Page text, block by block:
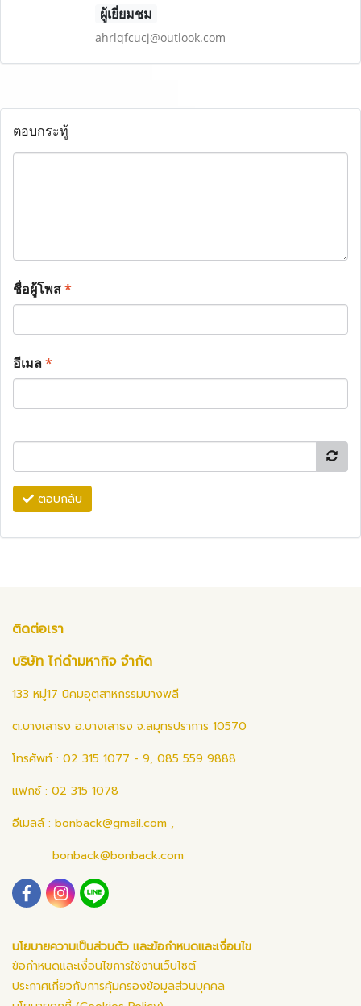
ผู้เยี่ยมชม
ahrlqfcucj@outlook.com
ตอบกระทู้
ชื่อผู้โพส*
อีเมล*
ตอบกลับ
ติดต่อเรา
บริษัท ไก่ดำมหากิจ จำกัด
133 หมู่17 นิคมอุตสาหกรรมบางพลี
ต.บางเสาธง อ.บางเสาธง จ.สมุทรปราการ 10570
โทรศัพท์ : 02 315 1077 - 9, 085 559 9888
แฟกซ์ : 02 315 1078
อีเมลล์ : bonback@gmail.com ,
bonback@bonback.com
นโยบายความเป็นส่วนตัว และข้อกำหนดและเงื่อนไข
ข้อกำหนดและเงื่อนไขการใช้งานเว็บไซต์
ประกาศเกี่ยวกับการคุ้มครองข้อมูลส่วนบุคคล